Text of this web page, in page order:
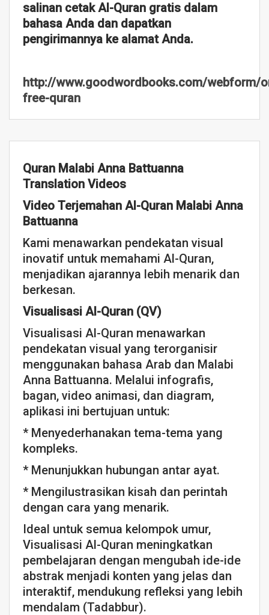
salinan cetak Al-Quran gratis dalam
bahasa Anda dan dapatkan
pengirimannya ke alamat Anda.
http://www.goodwordbooks.com/webform/
free-quran
Quran Malabi Anna Battuanna
Translation Videos
Video Terjemahan Al-Quran Malabi Anna
Battuanna
Kami menawarkan pendekatan visual
inovatif untuk memahami Al-Quran,
menjadikan ajarannya lebih menarik dan
berkesan.
Visualisasi Al-Quran (QV)
Visualisasi Al-Quran menawarkan
pendekatan visual yang terorganisir
menggunakan bahasa Arab dan Malabi
Anna Battuanna. Melalui infografis,
bagan, video animasi, dan diagram,
aplikasi ini bertujuan untuk:
* Menyederhanakan tema-tema yang
kompleks.
* Menunjukkan hubungan antar ayat.
* Mengilustrasikan kisah dan perintah
dengan cara yang menarik.
Ideal untuk semua kelompok umur,
Visualisasi Al-Quran meningkatkan
pembelajaran dengan mengubah ide-ide
abstrak menjadi konten yang jelas dan
interaktif, mendukung refleksi yang lebih
mendalam (Tadabbur).